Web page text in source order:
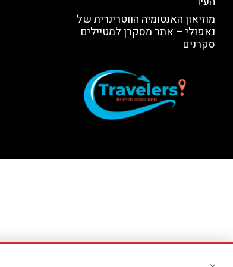
מוזיאון האנטומיה הווטרינרית של
נאפולי – אתר מסקרן למטיילים
סקרנים